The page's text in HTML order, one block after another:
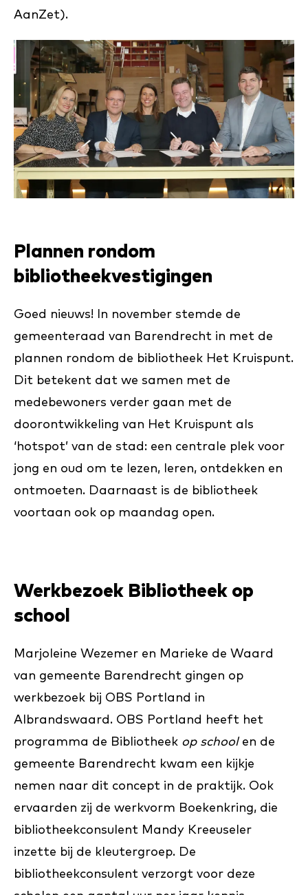
AanZet).
Plannen rondom
bibliotheekvestigingen
Goed nieuws! In november stemde de
gemeenteraad van Barendrecht in met de
plannen rondom de bibliotheek Het Kruispunt.
Dit betekent dat we samen met de
medebewoners verder gaan met de
doorontwikkeling van Het Kruispunt als
‘hotspot’ van de stad: een centrale plek voor
jong en oud om te lezen, leren, ontdekken en
ontmoeten. Daarnaast is de bibliotheek
voortaan ook op maandag open.
Werkbezoek Bibliotheek op
school
Marjoleine Wezemer en Marieke de Waard
van gemeente Barendrecht gingen op
werkbezoek bij OBS Portland in
Albrandswaard. OBS Portland heeft het
programma de Bibliotheek op schoolen de
gemeente Barendrecht kwam een kijkje
nemen naar dit concept in de praktijk. Ook
ervaarden zij de werkvorm Boekenkring, die
bibliotheekconsulent Mandy Kreeuseler
inzette bij de kleutergroep. De
bibliotheekconsulent verzorgt voor deze